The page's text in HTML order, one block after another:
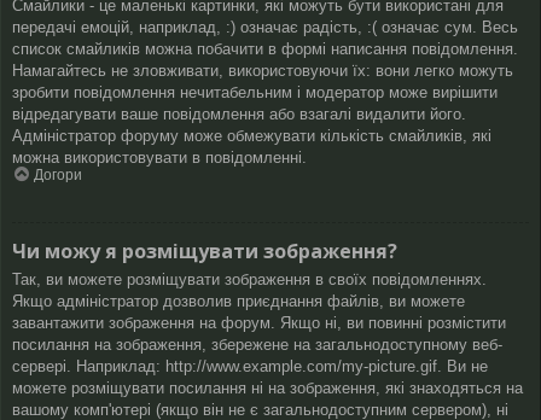
Смайлики - це маленькі картинки, які можуть бути використані для
передачі емоцій, наприклад, :) означає радість, :( означає сум. Весь
список смайликів можна побачити в формі написання повідомлення.
Намагайтесь не зловживати, використовуючи їх: вони легко можуть
зробити повідомлення нечитабельним і модератор може вирішити
відредагувати ваше повідомлення або взагалі видалити його.
Адміністратор форуму може обмежувати кількість смайликів, які
можна використовувати в повідомленні.
Догори
Чи можу я розміщувати зображення?
Так, ви можете розміщувати зображення в своїх повідомленнях.
Якщо адміністратор дозволив приєднання файлів, ви можете
завантажити зображення на форум. Якщо ні, ви повинні розмістити
посилання на зображення, збережене на загальнодоступному веб-
сервері. Наприклад: http://www.example.com/my-picture.gif. Ви не
можете розміщувати посилання ні на зображення, які знаходяться на
вашому комп'ютері (якщо він не є загальнодоступним сервером), ні